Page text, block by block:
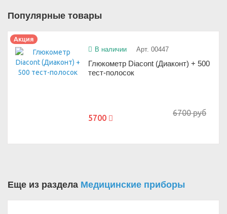
Популярные товары
Акция
В наличии Арт. 00447
Глюкометр Diacont (Диаконт) + 500
тест-полосок
6700 руб
5700
Еще из раздела Медицинские приборы